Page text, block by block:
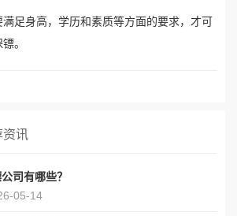
足身高，学历和素质等方面的要求，才可
。
资讯
司有哪些？
05-14